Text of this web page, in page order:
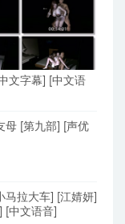
文字幕] [中文语
母 [第九部] [声优
马拉大车] [江婧妍]
[中文语音]